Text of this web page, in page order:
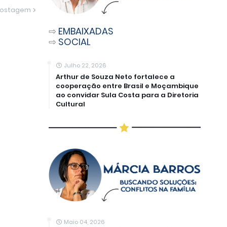
⇨ EMBAIXADAS
⇨ SOCIAL
Julho 22, 2026
Arthur de Souza Neto fortalece a
cooperação entre Brasil e Moçambique
ao convidar Sula Costa para a Diretoria
Cultural
Maio 04, 2026